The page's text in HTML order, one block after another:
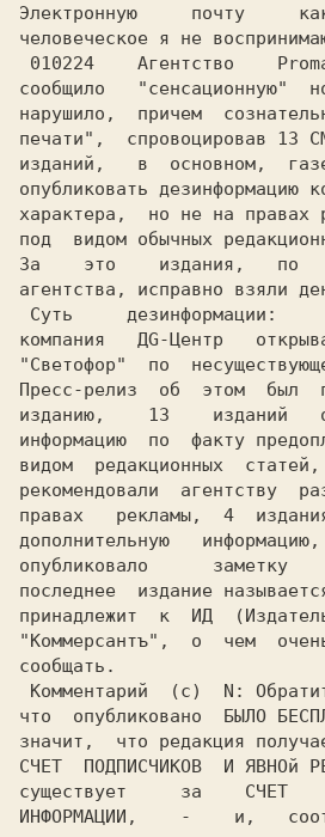
Электронную     почту
человеческое я не
сообщило   "сенсационную"
нарушило,  причем
печати",  спровоцировав 13
изданий,   в  основном,
опубликовать дезинформацию
характера,  но не на правах
под  видом обычных
агентства, исправно
компания   ДG-Центр
"Светофор"  по
Пресс-релиз  об  этом  был
изданию,    13    изданий
информацию  по  факту
видом  редакционных
рекомендовали  агентству
правах   рекламы,  4
дополнительную
опубликовало      заметку
последнее  издание
принадлежит  к  ИД
"Коммерсантъ",  о  чем
что  опубликовано  БЫЛО
значит,  что редакция
СЧЕТ  ПОДПИСЧИКОВ  И ЯВНОй
существует     за    СЧЕТ